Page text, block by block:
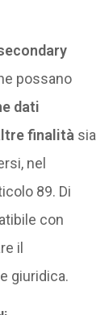
possano
dati
finalità sia
nel
89. Di
con
il
giuridica.